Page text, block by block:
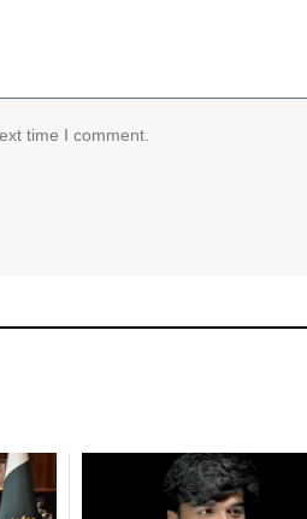
time I comment.